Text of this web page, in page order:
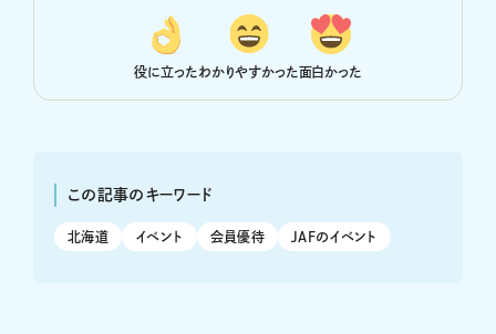
役に立ったわかりやすかった面白かった
この記事のキーワード
北海道 イベント 会員優待 JAFのイベント